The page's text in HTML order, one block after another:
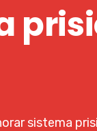
sistema